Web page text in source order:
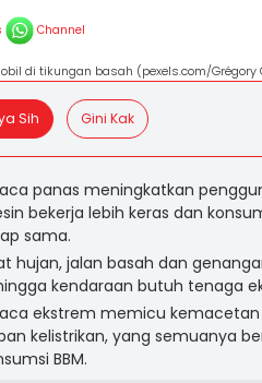
Channel
di tikungan basah (pexels.com/Grégory
Sih Gini Kak
panas meningkatkan
bekerja lebih keras dan
sama.
hujan, jalan basah dan
kendaraan butuh tenaga
ekstrem memicu
kelistrikan, yang semuanya
BBM.